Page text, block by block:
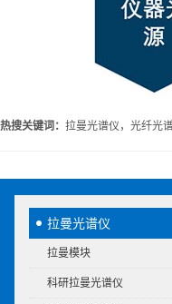
热搜关键词： 拉曼光谱仪，光纤光
拉曼光谱仪
拉曼模块
科研拉曼光谱仪